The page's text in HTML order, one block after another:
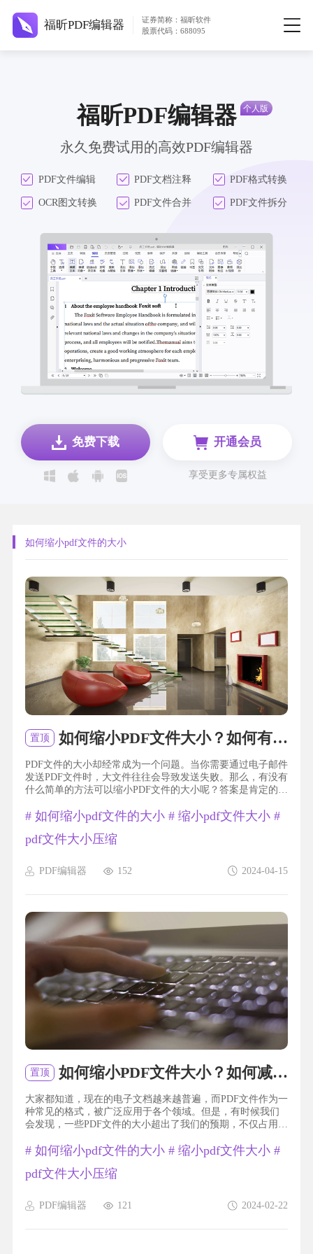
福昕PDF编辑器
证券简称：福昕软件
股票代码：688095
福昕PDF编辑器
永久免费试用的高效PDF编辑器
PDF文件编辑 PDF文档注释 PDF格式转换
OCR图文转换 PDF文件合并 PDF文件拆分
免费下载 开通会员
享受更多专属权益
如何缩小pdf文件的大小
置顶 如何缩小PDF文件大小？如何有效减小PDF大小？
PDF文件的大小却经常成为一个问题。当你需要通过电子邮件
发送PDF文件时，大文件往往会导致发送失败。那么，有没有
什么简单的方法可以缩小PDF文件的大小呢？答案是肯定的！
大小，让你的电子文档更加便捷！缩小pdf文件的大小要缩小
首先，通过此工具的压缩功能，选择合适的压缩质量来减小
PDF编辑器 2024-04-15
152
# 如何缩小pdf文件的大小# 缩小pdf文件大小#
pdf文件大小压缩
置顶 如何缩小PDF文件大小？如何减小PDF大小？
大家都知道，现在的电子文档越来越普遍，而PDF文件作为一
种常见的格式，被广泛应用于各个领域。但是，有时候我们
会发现，一些PDF文件的大小超出了我们的预期，不仅占用了
什么方法可以帮助我们缩小PDF文件的大小呢？答案是肯定
可以轻松缩小PDF文件的体积，提高工作效率。听起来很棒
昕PDF编辑器产...
PDF编辑器 2024-02-22
121
# 如何缩小pdf文件的大小# 缩小pdf文件大小#
pdf文件大小压缩